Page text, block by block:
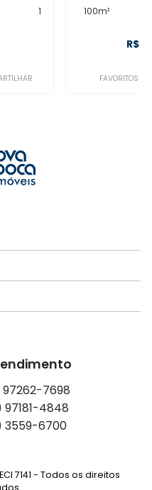
1 100m²
R$
FAVORITOS
7698
4848
3559-6700
7141 - Todos os direitos